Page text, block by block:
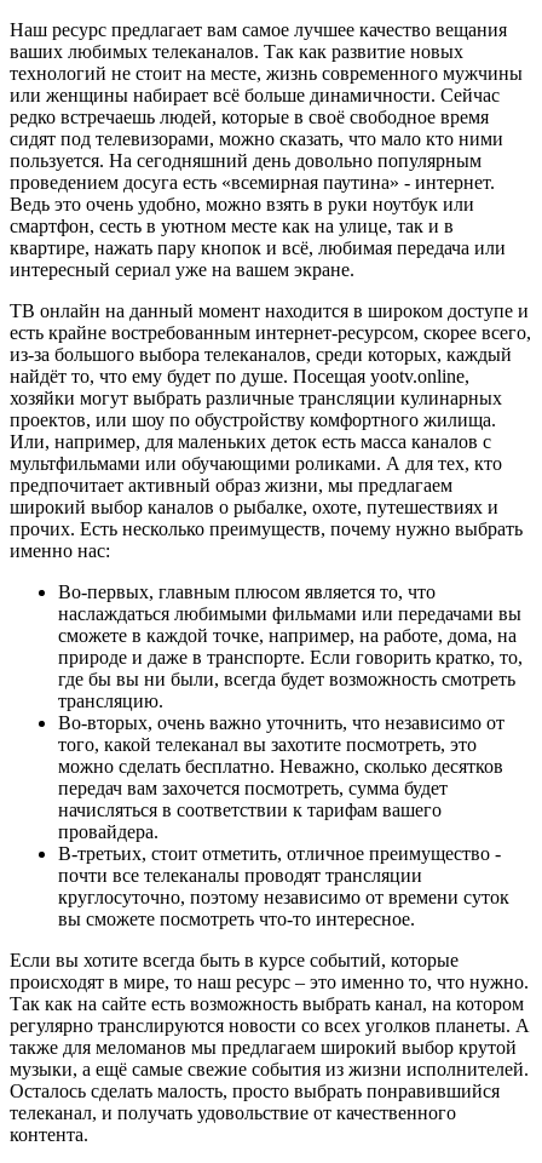
Наш ресурс предлагает вам самое лучшее качество вещания
ваших любимых телеканалов. Так как развитие новых
технологий не стоит на месте, жизнь современного мужчины
или женщины набирает всё больше динамичности. Сейчас
редко встречаешь людей, которые в своё свободное время
сидят под телевизорами, можно сказать, что мало кто ними
пользуется. На сегодняшний день довольно популярным
проведением досуга есть «всемирная паутина» - интернет.
Ведь это очень удобно, можно взять в руки ноутбук или
смартфон, сесть в уютном месте как на улице, так и в
квартире, нажать пару кнопок и всё, любимая передача или
интересный сериал уже на вашем экране.
ТВ онлайн на данный момент находится в широком доступе и
есть крайне востребованным интернет-ресурсом, скорее всего,
из-за большого выбора телеканалов, среди которых, каждый
найдёт то, что ему будет по душе. Посещая yootv.online,
хозяйки могут выбрать различные трансляции кулинарных
проектов, или шоу по обустройству комфортного жилища.
Или, например, для маленьких деток есть масса каналов с
мультфильмами или обучающими роликами. А для тех, кто
предпочитает активный образ жизни, мы предлагаем
широкий выбор каналов о рыбалке, охоте, путешествиях и
прочих. Есть несколько преимуществ, почему нужно выбрать
именно нас:
Во-первых, главным плюсом является то, что
наслаждаться любимыми фильмами или передачами вы
сможете в каждой точке, например, на работе, дома, на
природе и даже в транспорте. Если говорить кратко, то,
где бы вы ни были, всегда будет возможность смотреть
трансляцию.
Во-вторых, очень важно уточнить, что независимо от
того, какой телеканал вы захотите посмотреть, это
можно сделать бесплатно. Неважно, сколько десятков
передач вам захочется посмотреть, сумма будет
начисляться в соответствии к тарифам вашего
провайдера.
В-третьих, стоит отметить, отличное преимущество -
почти все телеканалы проводят трансляции
круглосуточно, поэтому независимо от времени суток
вы сможете посмотреть что-то интересное.
Если вы хотите всегда быть в курсе событий, которые
происходят в мире, то наш ресурс – это именно то, что нужно.
Так как на сайте есть возможность выбрать канал, на котором
регулярно транслируются новости со всех уголков планеты. А
также для меломанов мы предлагаем широкий выбор крутой
музыки, а ещё самые свежие события из жизни исполнителей.
Осталось сделать малость, просто выбрать понравившийся
телеканал, и получать удовольствие от качественного
контента.